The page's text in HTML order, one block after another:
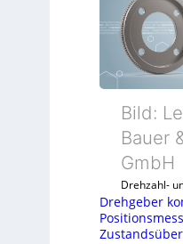
Bild:
Bauer
GmbH
Drehzahl-
Drehgeber